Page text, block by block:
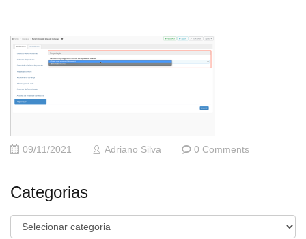
09/11/2021 Adriano Silva 0 Comments
Categorias
Categorias